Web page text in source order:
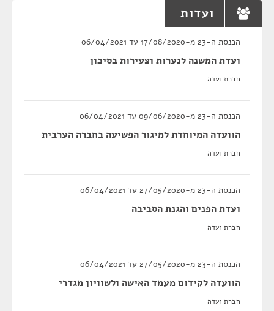
ועדות
הכנסת ה-23 מ-17/08/2020 עד 06/04/2021
ועדת המשנה לנערות וצעירות בסיכון
חברת ועדה
הכנסת ה-23 מ-09/06/2020 עד 06/04/2021
הוועדה המיוחדת למיגור הפשיעה בחברה הערבית
חברת ועדה
הכנסת ה-23 מ-27/05/2020 עד 06/04/2021
ועדת הפנים והגנת הסביבה
חברת ועדה
הכנסת ה-23 מ-27/05/2020 עד 06/04/2021
הוועדה לקידום מעמד האישה ולשוויון מגדרי
חברת ועדה